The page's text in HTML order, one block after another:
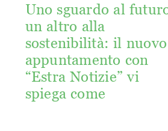
Uno sguardo al
un altro alla
sostenibilità: il nuovo
appuntamento con
“Estra Notizie” vi
spiega come